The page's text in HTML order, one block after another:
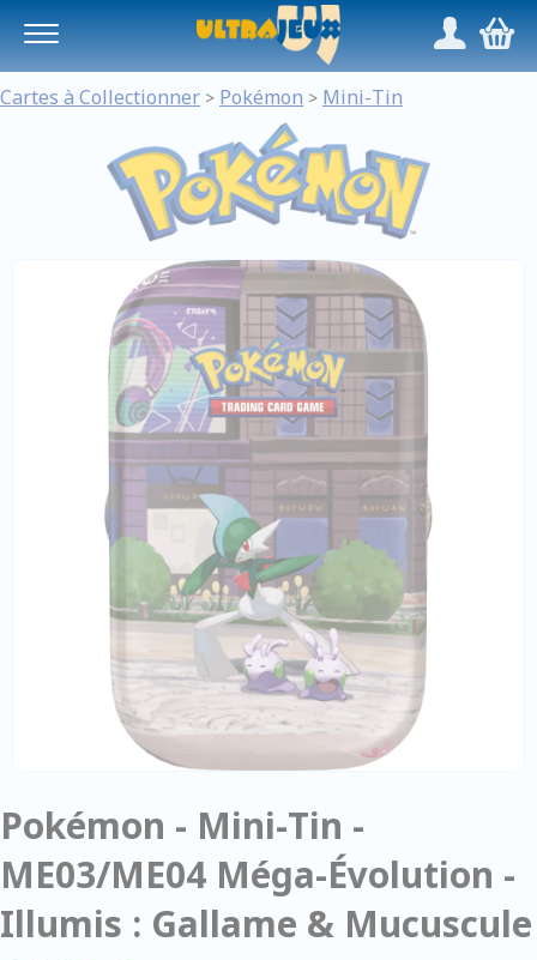
/,
Cartes à Collectionner > Pokémon > Mini-Tin
Pokémon - Mini-Tin -
ME03/ME04 Méga-Évolution -
Illumis : Gallame & Mucuscule